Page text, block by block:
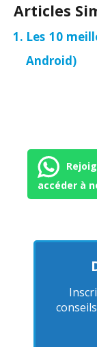
Articles
Les 10
Android)
accéder à